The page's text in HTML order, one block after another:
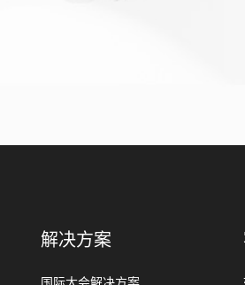
解决方案